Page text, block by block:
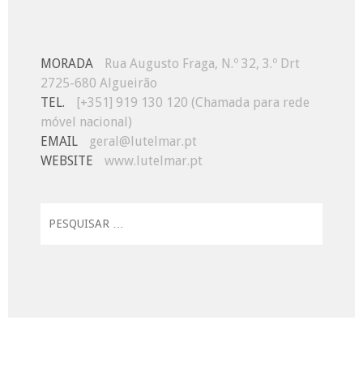
MORADA
Rua Augusto Fraga, N.º 32, 3.º Drt
2725-680 Algueirão
TEL.
[+351] 919 130 120 (Chamada para rede
móvel nacional)
EMAIL
geral@lutelmar.pt
WEBSITE
www.lutelmar.pt
por: